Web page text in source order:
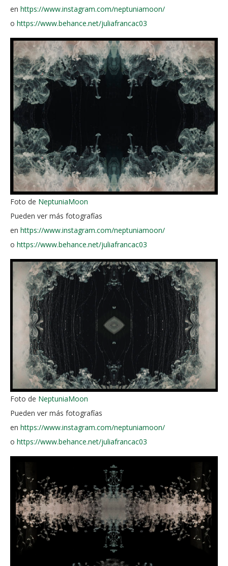
en https://www.instagram.com/neptuniamoon/
o https://www.behance.net/juliafrancac03
Foto de NeptuniaMoon
Pueden ver más fotografías
en https://www.instagram.com/neptuniamoon/
o https://www.behance.net/juliafrancac03
Foto de NeptuniaMoon
Pueden ver más fotografías
en https://www.instagram.com/neptuniamoon/
o https://www.behance.net/juliafrancac03